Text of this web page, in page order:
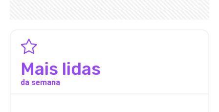
Mais lidas
da semana